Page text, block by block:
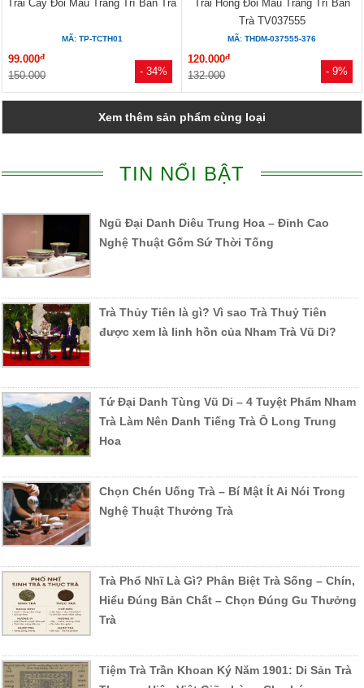
- 34%
Trái Cây Đổi Màu Trang Trí Bàn Trà
MÃ: TP-TCTH01
99.000đ
150.000 - 9%
Trái Hồng Đổi Màu Trang Trí Bàn
Trà TV037555
MÃ: THDM-037555-376
120.000đ
132.000
Xem thêm sản phẩm cùng loại
TIN NỔI BẬT
Ngũ Đại Danh Diêu Trung Hoa – Đỉnh Cao
Nghệ Thuật Gốm Sứ Thời Tống
Trà Thủy Tiên là gì? Vì sao Trà Thuỷ Tiên
được xem là linh hồn của Nham Trà Vũ Di?
Tứ Đại Danh Tùng Vũ Di – 4 Tuyệt Phẩm Nham
Trà Làm Nên Danh Tiếng Trà Ô Long Trung
Hoa
Chọn Chén Uống Trà – Bí Mật Ít Ai Nói Trong
Nghệ Thuật Thưởng Trà
Trà Phổ Nhĩ Là Gì? Phân Biệt Trà Sống – Chín,
Hiểu Đúng Bản Chất – Chọn Đúng Gu Thưởng
Trà
Tiệm Trà Trần Khoan Ký Năm 1901: Di Sản Trà